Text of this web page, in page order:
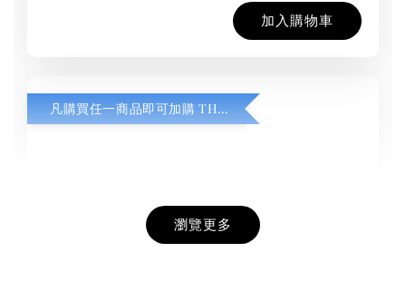
加入購物車
凡購買任一商品即可加購 THT 九週年紀念 T-shirt
瀏覽更多